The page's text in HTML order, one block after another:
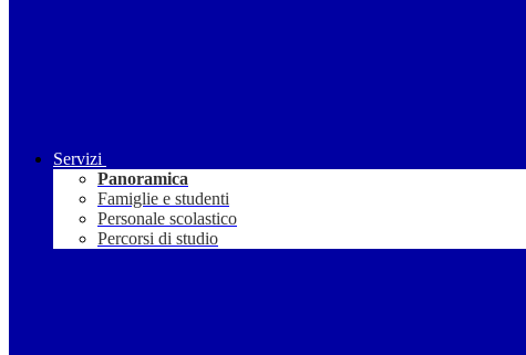
Servizi
Panoramica
Famiglie e studenti
Personale scolastico
Percorsi di studio